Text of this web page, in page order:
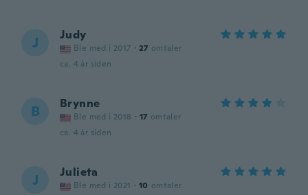
J Judy
Ble med i 2017 · 27 omtaler
ca. 4 år siden
B Brynne
Ble med i 2018 · 17 omtaler
ca. 4 år siden
J Julieta
Ble med i 2021 · 10 omtaler